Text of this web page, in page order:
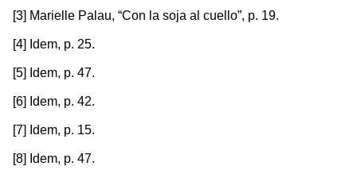
[3] Marielle Palau, “Con la soja al cuello”, p. 19.
[4] Idem, p. 25.
[5] Idem, p. 47.
[6] Idem, p. 42.
[7] Idem, p. 15.
[8] Idem, p. 47.